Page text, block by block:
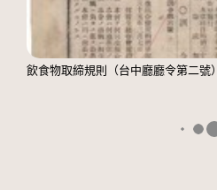
飲食物取締規則（台中廳廳令第二號）